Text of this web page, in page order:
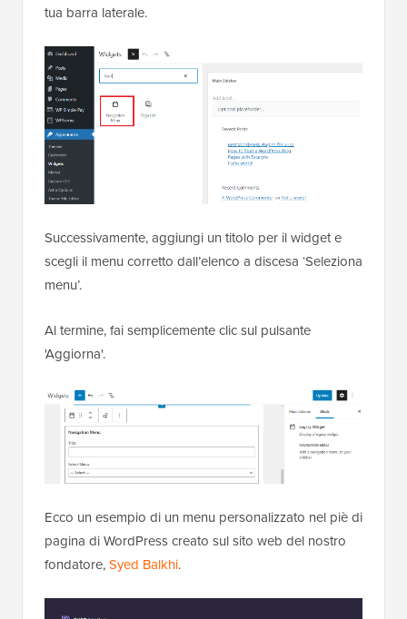
tua barra laterale.
Successivamente, aggiungi un titolo per il widget e
scegli il menu corretto dall’elenco a discesa ‘Seleziona
menu’.
Al termine, fai semplicemente clic sul pulsante
'Aggiorna'.
Ecco un esempio di un menu personalizzato nel piè di
pagina di WordPress creato sul sito web del nostro
fondatore,Syed Balkhi.